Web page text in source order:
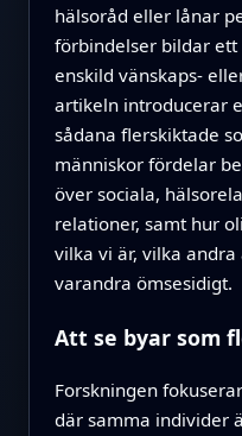
hälsoråd eller lånar
förbindelser bildar
enskild vänskaps-
artikeln introducerar
sådana flerskiktade
människor fördelar
över sociala,
relationer, samt hur
vilka vi är, vilka
varandra ömsesidigt.
Att se byar som
Forskningen
där samma individer